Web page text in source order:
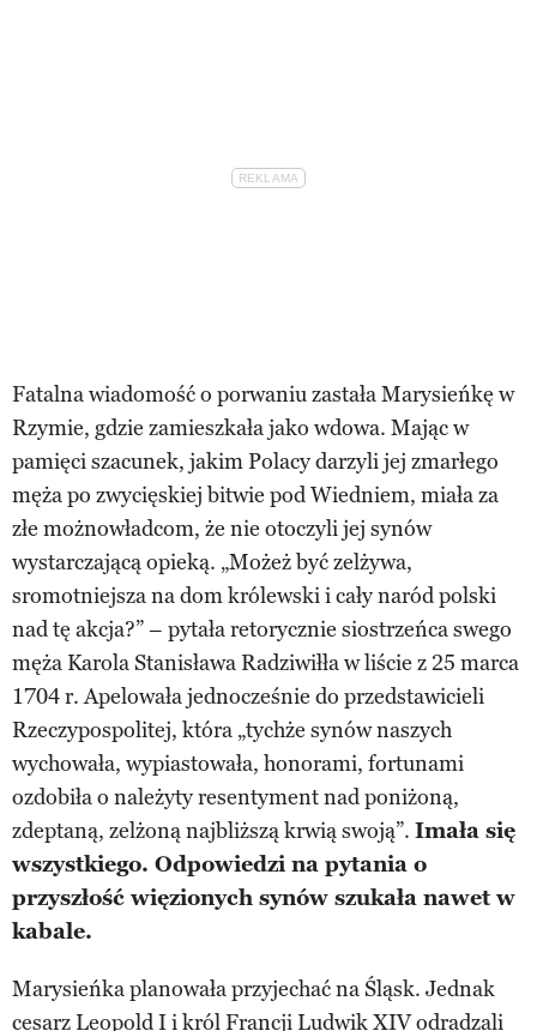
Fatalna wiadomość o porwaniu zastała Marysieńkę w
Rzymie, gdzie zamieszkała jako wdowa. Mając w
pamięci szacunek, jakim Polacy darzyli jej zmarłego
męża po zwycięskiej bitwie pod Wiedniem, miała za
złe możnowładcom, że nie otoczyli jej synów
wystarczającą opieką. „Możeż być zelżywa,
sromotniejsza na dom królewski i cały naród polski
nad tę akcja?” – pytała retorycznie siostrzeńca swego
męża Karola Stanisława Radziwiłła w liście z 25 marca
1704 r. Apelowała jednocześnie do przedstawicieli
Rzeczypospolitej, która „tychże synów naszych
wychowała, wypiastowała, honorami, fortunami
ozdobiła o należyty resentyment nad poniżoną,
zdeptaną, zelżoną najbliższą krwią swoją”. Imała się
wszystkiego. Odpowiedzi na pytania o
przyszłość więzionych synów szukała nawet w
kabale.
Marysieńka planowała przyjechać na Śląsk. Jednak
cesarz Leopold I i król Francji Ludwik XIV odradzali